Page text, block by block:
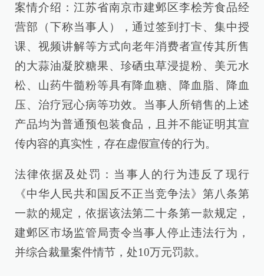
案情介绍：江苏省南京市建邺区李桧芳食品经
营部（下称当事人），通过签到打卡、集中授
课、视频讲解等方式向老年消费者宣传其所售
的大蒜油凝胶糖果、珍硒虫草浸提粉、美元水
松、山药牛髓粉等具有降血糖、降血脂、降血
压、治疗冠心病等功效。当事人所销售的上述
产品均为普通预包装食品，且并不能证明其宣
传内容的真实性，存在虚假宣传的行为。
法律依据及处罚：当事人的行为违反了现行
《中华人民共和国反不正当竞争法》第八条第
一款的规定，依据该法第二十条第一款规定，
建邺区市场监管局责令当事人停止违法行为，
并综合裁量案件情节，处10万元罚款。